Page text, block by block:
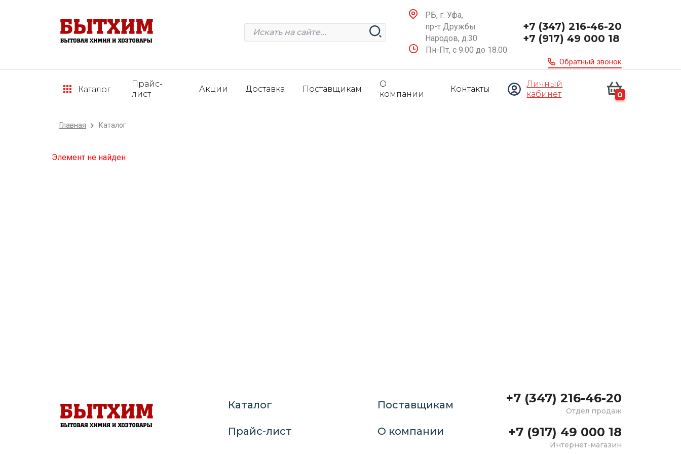
РБ, г. Уфа,
пр-т Дружбы
Народов, д.30
Пн-Пт, с 9.00 до 18.00
+7 (347) 216-46-20
+7 (917) 49 000 18
Обратный звонок
Каталог
Прайс-
лист
Акции Доставка Поставщикам
О
компании
Контакты
Личный
кабинет
0
Главная Каталог
Элемент не найден
Каталог
Прайс-лист
Поставщикам
О компании
+7 (347) 216-46-20
Отдел продаж
+7 (917) 49 000 18
Интернет-магазин